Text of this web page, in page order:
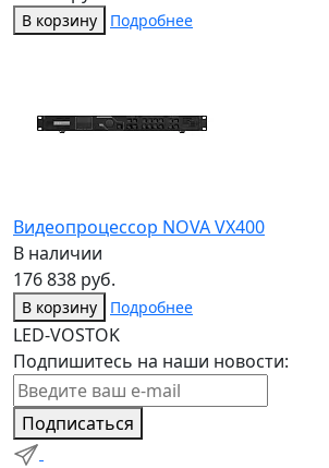
В корзину Подробнее
Видеопроцессор NOVA VX400
В наличии
176 838 руб.
В корзину Подробнее
LED-VOSTOK
Подпишитесь на наши новости:
Подписаться